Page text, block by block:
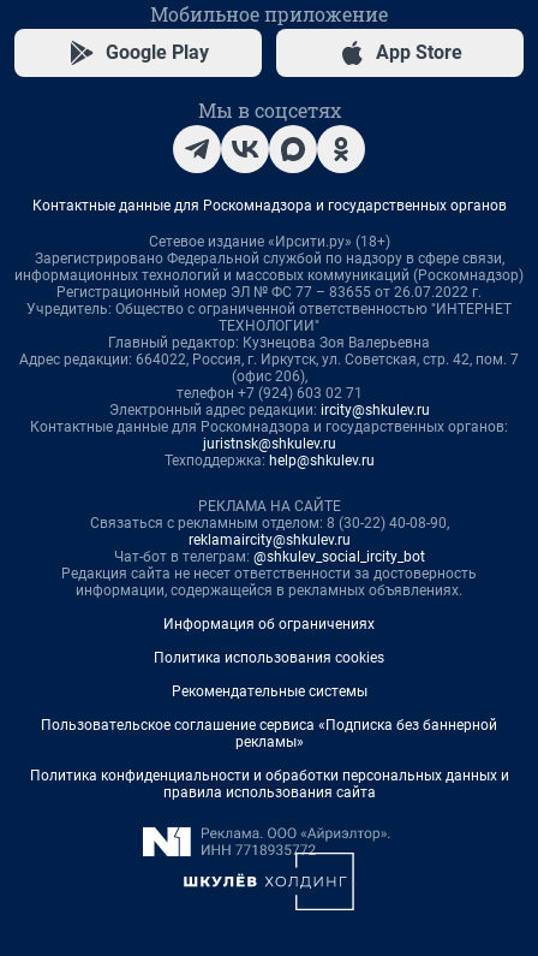
Мобильное приложение
Google Play App Store
Мы в соцсетях
Контактные данные для Роскомнадзора и государственных органов
Сетевое издание «Ирсити.ру» (18+)
Зарегистрировано Федеральной службой по надзору в сфере связи,
информационных технологий и массовых коммуникаций (Роскомнадзор)
Регистрационный номер ЭЛ № ФС 77 – 83655 от 26.07.2022 г.
Учредитель: Общество с ограниченной ответственностью "ИНТЕРНЕТ
ТЕХНОЛОГИИ"
Главный редактор: Кузнецова Зоя Валерьевна
Адрес редакции: 664022, Россия, г. Иркутск, ул. Советская, стр. 42, пом. 7
(офис 206),
телефон +7 (924) 603 02 71
Электронный адрес редакции: ircity@shkulev.ru
Контактные данные для Роскомнадзора и государственных органов:
juristnsk@shkulev.ru
Техподдержка: help@shkulev.ru
РЕКЛАМА НА САЙТЕ
Связаться с рекламным отделом: 8 (30-22) 40-08-90,
reklamaircity@shkulev.ru
Чат-бот в телеграм: @shkulev_social_ircity_bot
Редакция сайта не несет ответственности за достоверность
информации, содержащейся в рекламных объявлениях.
Информация об ограничениях
Политика использования cookies
Рекомендательные системы
Пользовательское соглашение сервиса «Подписка без баннерной
рекламы»
Политика конфиденциальности и обработки персональных данных и
правила использования сайта